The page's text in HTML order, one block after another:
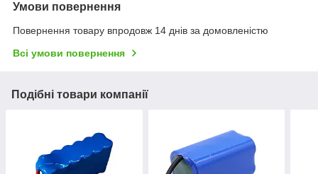
Умови повернення
Повернення товару впродовж 14 днів за домовленістю
Всі умови повернення
Подібні товари компанії